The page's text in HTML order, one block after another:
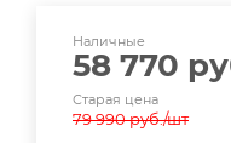
Наличные
58 770
Старая цена
79 990руб./шт